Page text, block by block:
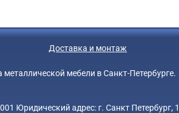
Доставка и монтаж
мебели в Санкт-Петербурге.
Юридический адрес: г. Санкт Петербург,